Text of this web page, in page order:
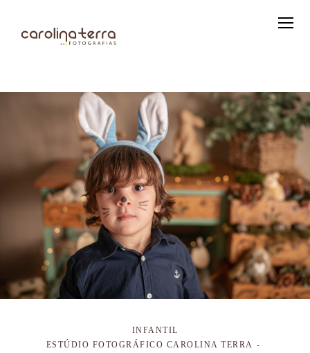
INFANTIL
ESTÚDIO FOTOGRÁFICO CAROLINA TERRA